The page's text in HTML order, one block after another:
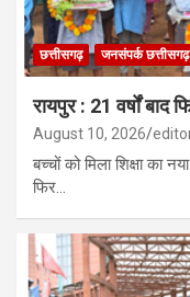
छत्तीसगढ़ जनसंपर्क छत्तीसगढ़
रायपुर : 21 वर्षों बाद
August 10, 2026
बच्चों को मिला शिक्षा का
फिर…